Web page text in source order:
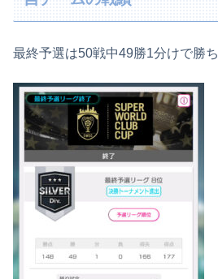
最終予選は50戦中49勝1分けで勝